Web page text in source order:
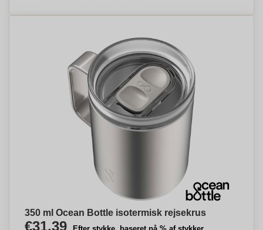
350 ml Ocean Bottle isotermisk rejsekrus
€31,39